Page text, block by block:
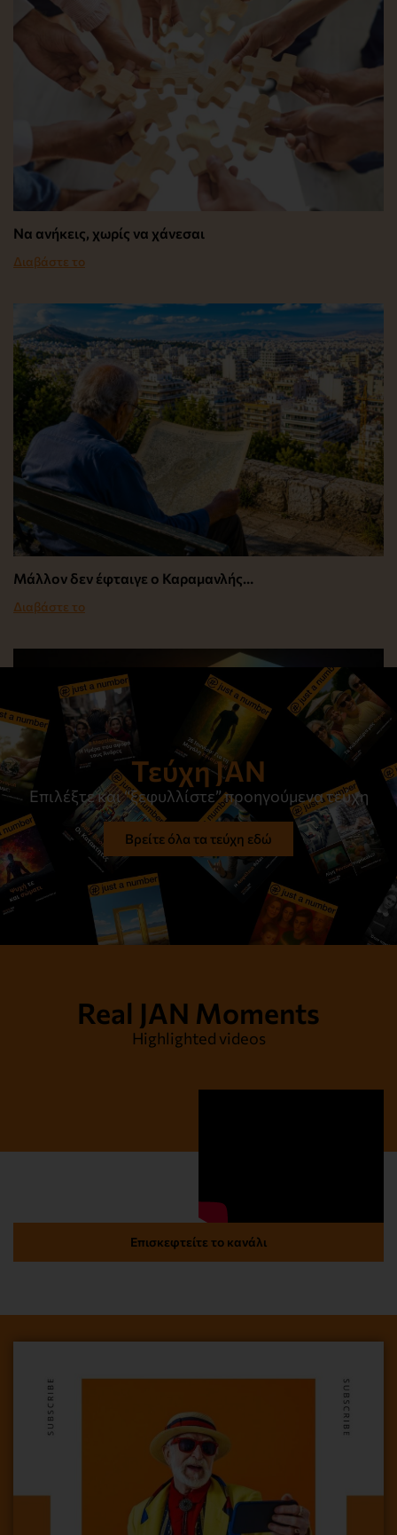
Να ανήκεις, χωρίς να χάνεσαι
Διαβάστε το
Μάλλον δεν έφταιγε ο Καραμανλής…
Διαβάστε το
Η Αλήθεια και μόνο η Αλήθεια
Τεύχη JAN
Επιλέξτε και “ξεφυλλίστε” προηγούμενα τεύχη
Βρείτε όλα τα τεύχη εδώ
Real JAN Moments
Highlighted videos
Επισκεφτείτε το κανάλι